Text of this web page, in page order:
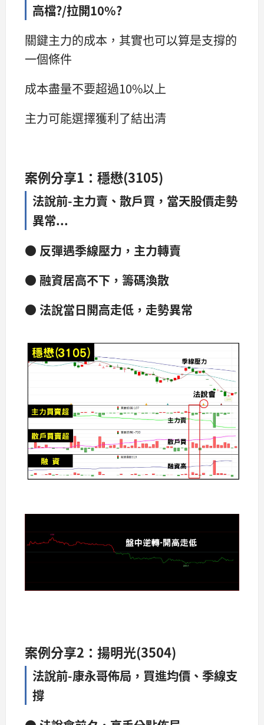
高檔?/拉開10%?
關鍵主力的成本，其實也可以算是支撐的
一個條件
成本盡量不要超過10%以上
主力可能選擇獲利了結出清
案例分享1：穩懋(3105)
法說前-主力賣、散戶買，當天股價走勢
異常...
● 反彈遇季線壓力，主力轉賣
● 融資居高不下，籌碼渙散
● 法說當日開高走低，走勢異常
案例分享2：揚明光(3504)
法說前-康永哥佈局，買進均價、季線支
撐